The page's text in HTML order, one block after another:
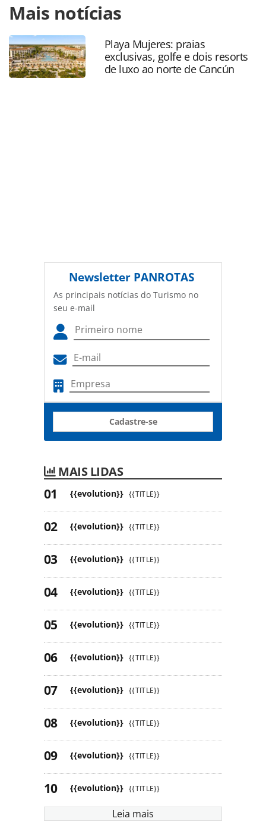
https://www.panrotas.com.br/xcaret/hotelaria/2026/05/
sete-parques-hoteis-premiados-e-o-mexico-em-cada-
experiencia_228804.html ou as ferramentas oferecidas na
página. Todo o conteúdo produzido pela PANROTAS
Editora é protegido pela legislação brasileira sobre direito
autoral. Não reproduza o conteúdo sem autorização da
Mais notícias
Playa Mujeres: praias
exclusivas, golfe e dois resorts
de luxo ao norte de Cancún
Newsletter PANROTAS
As principais notícias do Turismo no
seu e-mail
Cadastre-se
MAIS LIDAS
{{evolution}} {{TITLE}}
{{evolution}} {{TITLE}}
{{evolution}} {{TITLE}}
{{evolution}} {{TITLE}}
{{evolution}} {{TITLE}}
{{evolution}} {{TITLE}}
{{evolution}} {{TITLE}}
{{evolution}} {{TITLE}}
{{evolution}} {{TITLE}}
{{evolution}} {{TITLE}}
Leia mais